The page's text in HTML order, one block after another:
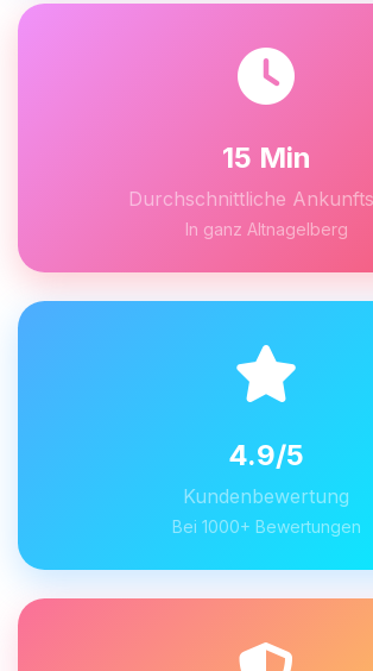
15 Min
Durchschnittliche
In ganz Altnagelberg
4.9/5
Kundenbewertung
Bei 1000+ Bewertungen